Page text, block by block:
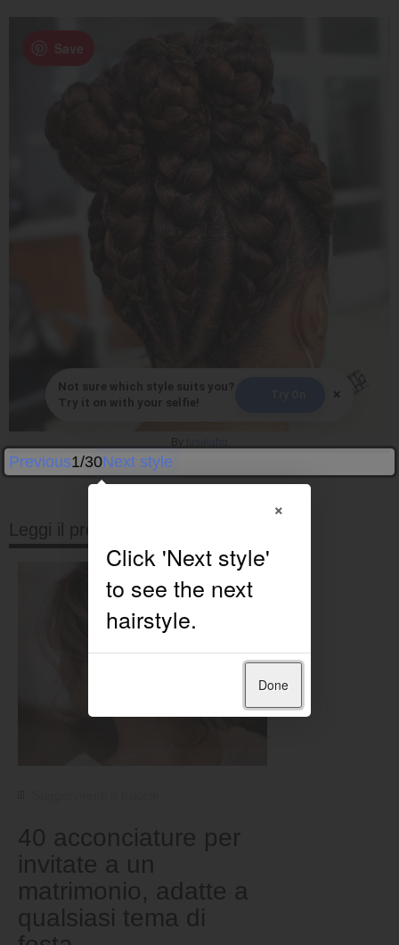
Save
Not sure which style suits you?
Try it on with your selfie!
×
Previous1/30Next style
Leggi il prossimo
40 acconciature per
invitate a un
matrimonio, adatte a
qualsiasi tema di
×
Done